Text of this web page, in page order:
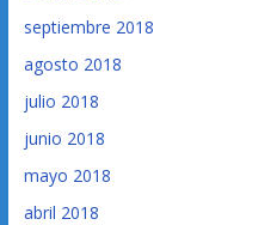
septiembre 2018
agosto 2018
julio 2018
junio 2018
mayo 2018
abril 2018